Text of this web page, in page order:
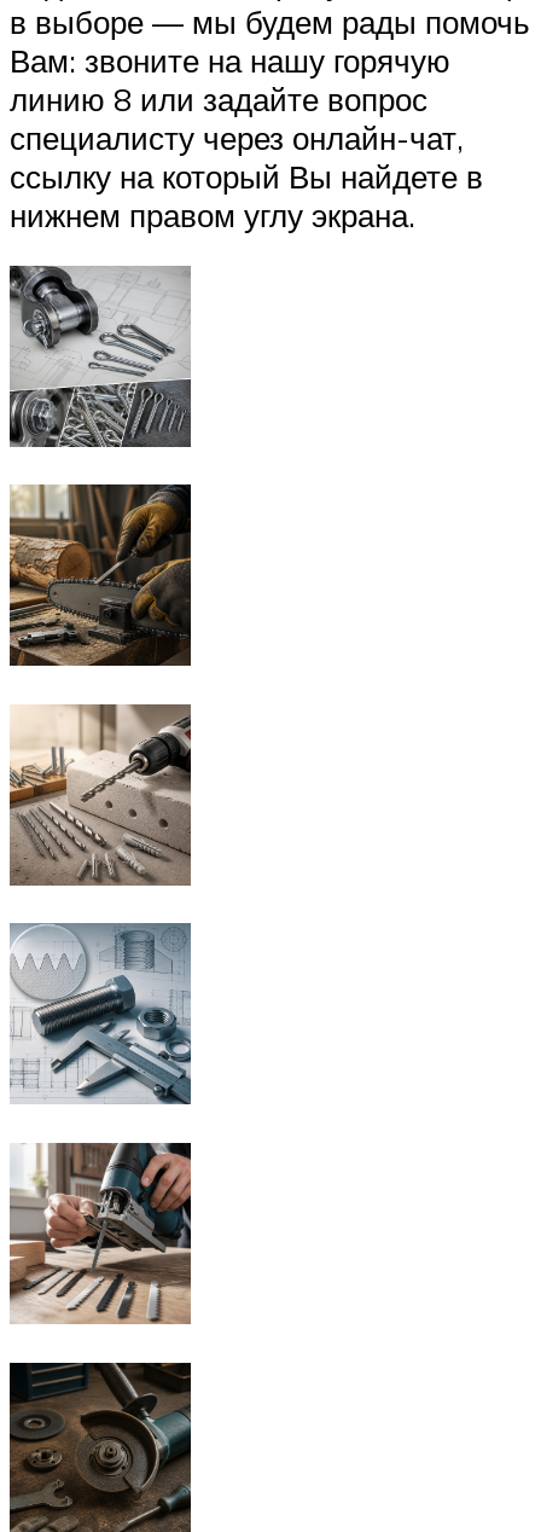
в выборе — мы будем рады помочь
Вам: звоните на нашу горячую
линию 8 или задайте вопрос
специалисту через онлайн-чат,
ссылку на который Вы найдете в
нижнем правом углу экрана.